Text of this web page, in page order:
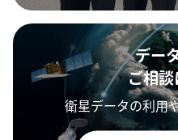
デー
ご相
衛星データの利用